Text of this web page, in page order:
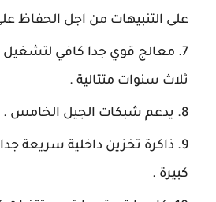
على التنبيهات من اجل الحفاظ
معالج قوي جدا كافي لتشغيل
ثلاث سنوات متتالية .
يدعم شبكات الجيل الخامس .
ذاكرة تخزين داخلية سريعة
كبيرة .